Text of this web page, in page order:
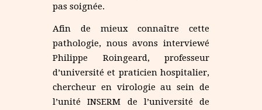
pas soignée.
Afin de mieux connaître cette
pathologie, nous avons interviewé
Philippe Roingeard, professeur
d’université et praticien hospitalier,
chercheur en virologie au sein de
l’unité INSERM de l’université de